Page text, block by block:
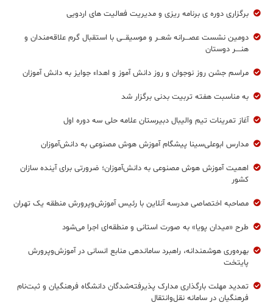
برگزاری دوره ی برنامه ریزی و مدیریت فعالیت های اردویی
دومین نشست عصـــرانه شعــر و موسیقـــی با استقبال گرم علاقه‌مندان و
هنــــر دوستان
مراسم جشن روز نوجوان و روز دانش آموز و اهداء جوایز به دانش آموزان
به مناسبت هفته تربیت بدنی برگزار شد
آغاز تمرینات تیم والیبال دبیرستان علامه حلی سه دوره اول
مدارس ابوعلی‌سینا پیشگام آموزش هوش مصنوعی به دانش‌آموزان
اهمیت آموزش هوش مصنوعی به دانش‌آموزان؛ ضرورتی برای آینده سازان
کشور
مصاحبه اختصاصی مدرسه آنلاین با رئیس آموزش‌وپرورش منطقه یک تهران
طرح «میدان پویا» به صورت استانی و منطقه‌ای اجرا می‌شود
بهره‌وری هوشمندانه، راهبرد ساماندهی منابع انسانی در آموزش‌وپرورش
پایتخت
تمدید مهلت بارگذاری مدارک پذیرفته‌شدگان دانشگاه فرهنگیان و ثبت‌نام
فرهنگیان در سامانه نقل‌وانتقال